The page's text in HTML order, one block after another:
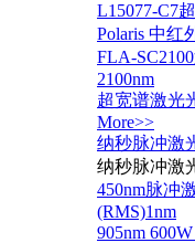
L15077-C7
Polaris 中红
FLA-
2100nm
超宽谱激光
More>>
纳秒脉冲激
纳秒脉冲激
450nm脉冲
(RMS)1nm
905nm